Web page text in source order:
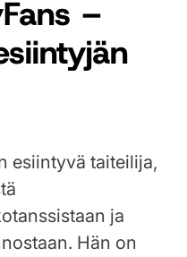
–
esiintyvä taiteilija,
ja
Hän on